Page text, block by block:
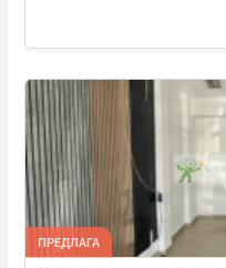
ПРЕДЛАГА